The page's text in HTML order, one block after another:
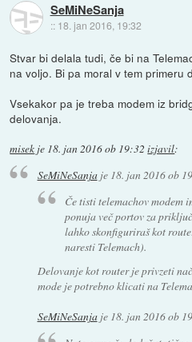
SeMiNeSanja
:: 18. jan 2016, 19:32
Stvar bi delala tudi, če bi na
na voljo. Bi pa moral v tem primeru
Vsekakor pa je treba modem iz
delovanja.
misek je 18. jan 2016 ob 19:32 izjavil:
SeMiNeSanjaje 18. jan 2016 ob
Če tisti telemachov modem
ponuja več portov za
lahko skonfiguriraš kot
naresti Telemach).
Delovanje kot router je privzeti
mode je potrebno klicati na
SeMiNeSanjaje 18. jan 2016 ob